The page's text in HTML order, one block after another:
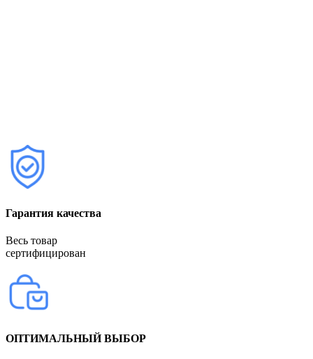
Гарантия качества
Весь товар
сертифицирован
ОПТИМАЛЬНЫЙ ВЫБОР